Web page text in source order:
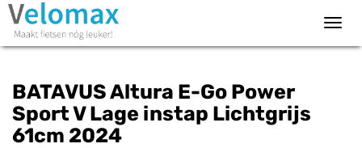
BATAVUS Altura E-Go Power
Sport V Lage instap Lichtgrijs
61cm 2024